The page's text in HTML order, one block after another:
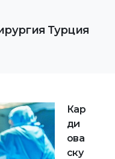
Турция
Кар
ди
ова
ску